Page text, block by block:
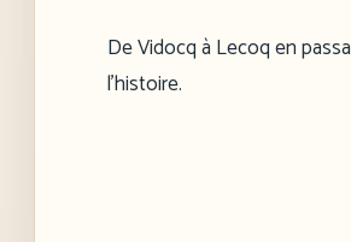
De Vidocq à Lecoq en
l’histoire.